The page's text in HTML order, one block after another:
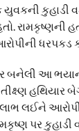
કુહાડી
રામકૃષ્ણની
ધરપકડ
બનેલી આ
હથિયાર
લઈને
પર